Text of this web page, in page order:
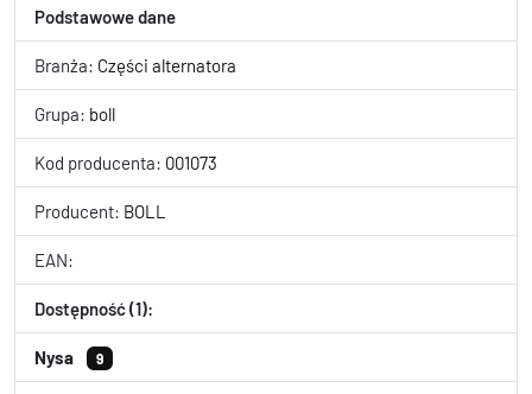
Podstawowe dane
Branża: Części alternatora
Grupa: boll
Kod producenta: 001073
Producent: BOLL
EAN:
Dostępność (1):
Nysa 9